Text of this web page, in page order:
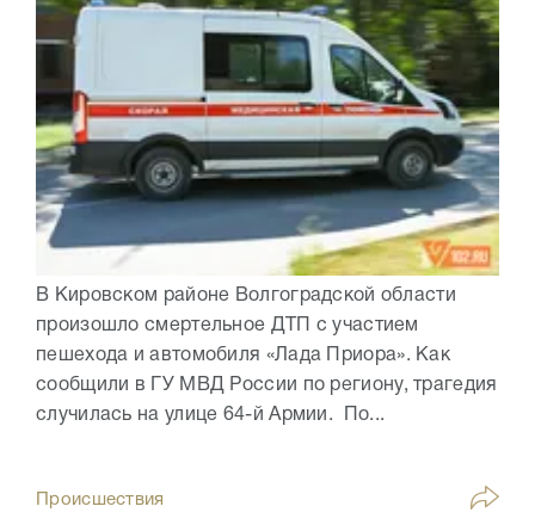
В Кировском районе Волгоградской области
произошло смертельное ДТП с участием
пешехода и автомобиля «Лада Приора». Как
сообщили в ГУ МВД России по региону, трагедия
случилась на улице 64-й Армии. По...
Происшествия